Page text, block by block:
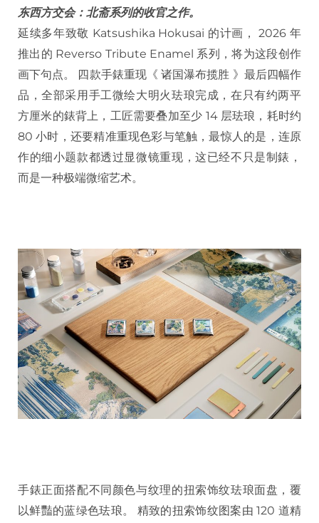
东西方交会：北斋系列的收官之作。
延续多年致敬 Katsushika Hokusai 的计画， 2026 年
推出的 Reverso Tribute Enamel 系列，将为这段创作
画下句点。 四款手錶重现《 诸国瀑布揽胜 》最后四幅作
品，全部采用手工微绘大明火珐琅完成，在只有约两平
方厘米的錶背上，工匠需要叠加至少 14 层珐琅，耗时约
80 小时，还要精准重现色彩与笔触，最惊人的是，连原
作的细小题款都透过显微镜重现，这已经不只是制錶，
而是一种极端微缩艺术。
手錶正面搭配不同颜色与纹理的扭索饰纹珐琅面盘，覆
以鲜豔的蓝绿色珐琅。 精致的扭索饰纹图案由 120 道精